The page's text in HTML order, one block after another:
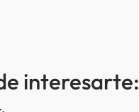
interesarte: